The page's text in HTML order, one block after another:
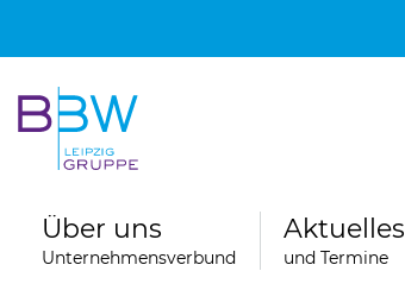
Über uns
Unternehmensverbund
Aktuelles
und Termine